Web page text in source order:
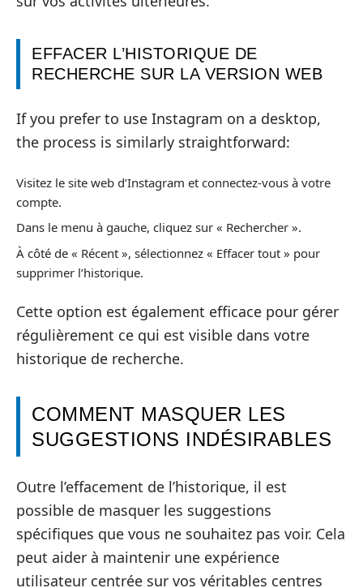
EFFACER L’HISTORIQUE DE
RECHERCHE SUR LA VERSION WEB
If you prefer to use Instagram on a desktop,
the process is similarly straightforward:
Visitez le site web d’Instagram et connectez-vous à votre
compte.
Dans le menu à gauche, cliquez sur « Rechercher ».
À côté de « Récent », sélectionnez « Effacer tout » pour
supprimer l’historique.
Cette option est également efficace pour gérer
régulièrement ce qui est visible dans votre
historique de recherche.
COMMENT MASQUER LES
SUGGESTIONS INDÉSIRABLES
Outre l’effacement de l’historique, il est
possible de masquer les suggestions
spécifiques que vous ne souhaitez pas voir. Cela
peut aider à maintenir une expérience
utilisateur centrée sur vos véritables centres